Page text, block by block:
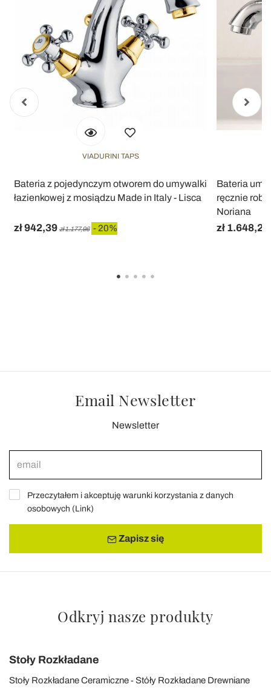
VIADURINI TAPS
Bateria z pojedynczym otworem do umywalki
łazienkowej z mosiądzu Made in Italy - Lisca
zł 942,39 zł 1.177,96 - 20%
Bateria
ręcznie
Noriana
zł 1.648,29
Email Newsletter
Newsletter
Przeczytałem i akceptuję warunki korzystania z danych
osobowych (Link)
Zapisz się
Odkryj nasze produkty
Stoły Rozkładane
Stoły Rozkładane Ceramiczne
Stóły Rozkładane Drewniane